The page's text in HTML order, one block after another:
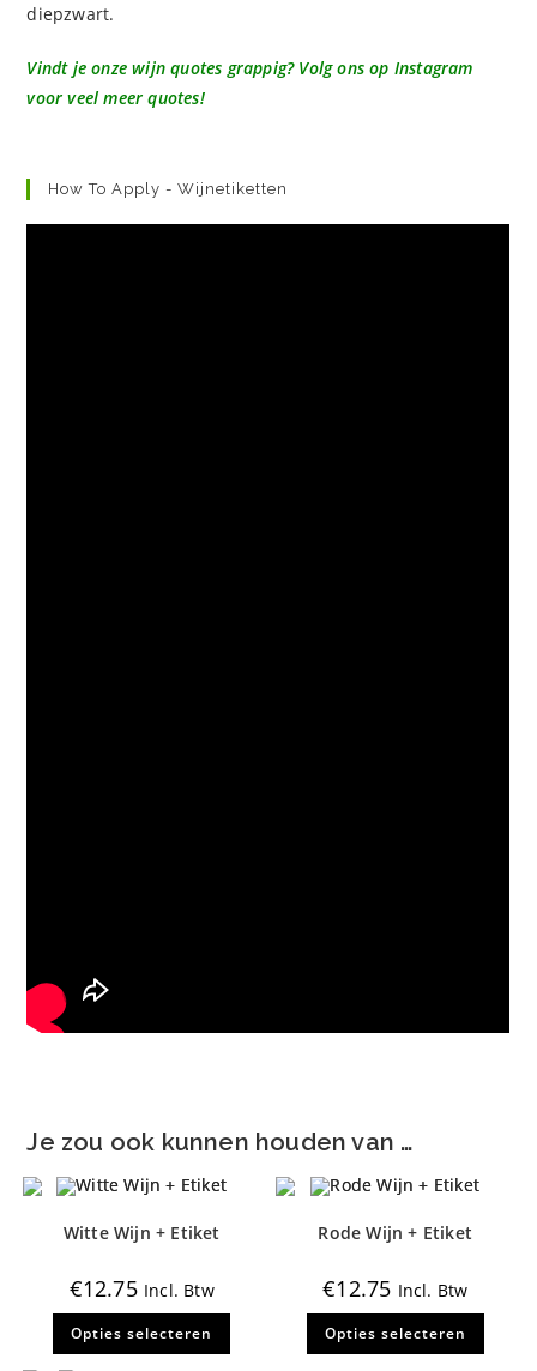
diepzwart.
Vindt je onze wijn quotes grappig? Volg ons op Instagram
voor veel meer quotes!
How To Apply - Wijnetiketten
Je zou ook kunnen houden van …
Witte Wijn + Etiket
€12.75 Incl. Btw
Opties selecteren
Dit
heeft
Rode Wijn + Etiket
€12.75 Incl. Btw
Opties selecteren
Dit
heeft